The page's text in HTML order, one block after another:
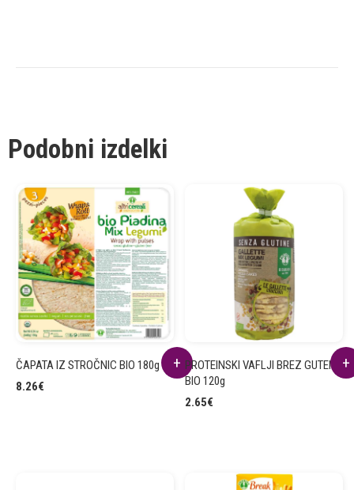
Podobni izdelki
ČAPATA IZ STROČNIC BIO 180g
8.26€
PROTEINSKI VAFLJI BREZ GUTENA
BIO 120g
2.65€